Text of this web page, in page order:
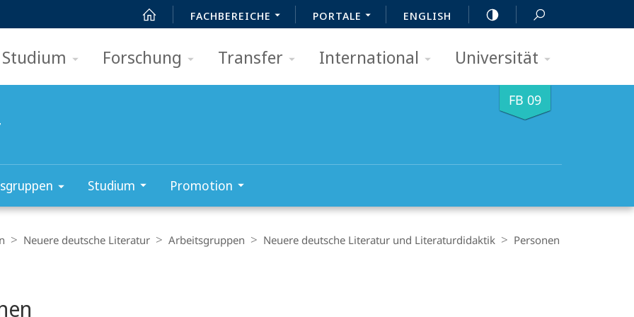
FACHBEREICHE PORTALE ENGLISH
Studium Forschung Transfer International Universität
FB 09
Studium Promotion
Neuere deutsche Literatur Arbeitsgruppen Neuere deutsche Literatur und Literaturdidaktik Personen